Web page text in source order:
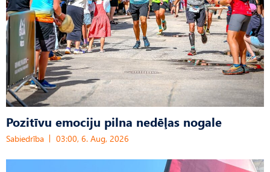
Pozitīvu emociju pilna nedēļas nogale
Sabiedrība 03:00, 6. Aug, 2026